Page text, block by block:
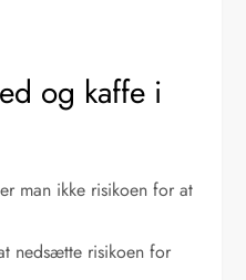
og kaffe i
man ikke risikoen for at
nedsætte risikoen for